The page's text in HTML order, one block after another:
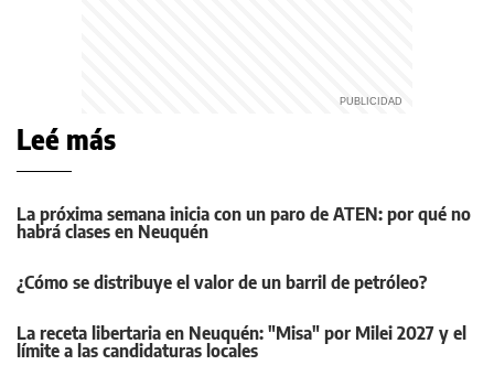
Leé más
La próxima semana inicia con un paro de ATEN: por qué no
habrá clases en Neuquén
¿Cómo se distribuye el valor de un barril de petróleo?
La receta libertaria en Neuquén: "Misa" por Milei 2027 y el
límite a las candidaturas locales